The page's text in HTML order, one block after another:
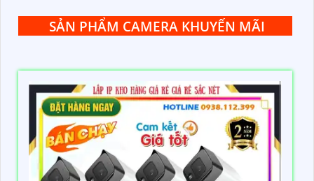
SẢN PHẨM CAMERA KHUYẾN MÃI